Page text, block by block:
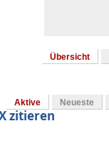
Übersicht
Aktive Neueste
zitieren